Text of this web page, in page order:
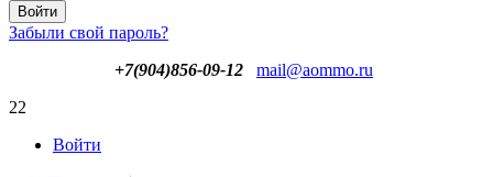
Забыли свой пароль?
+7(904)856-09-12
mail@aommo.ru
22
Войти